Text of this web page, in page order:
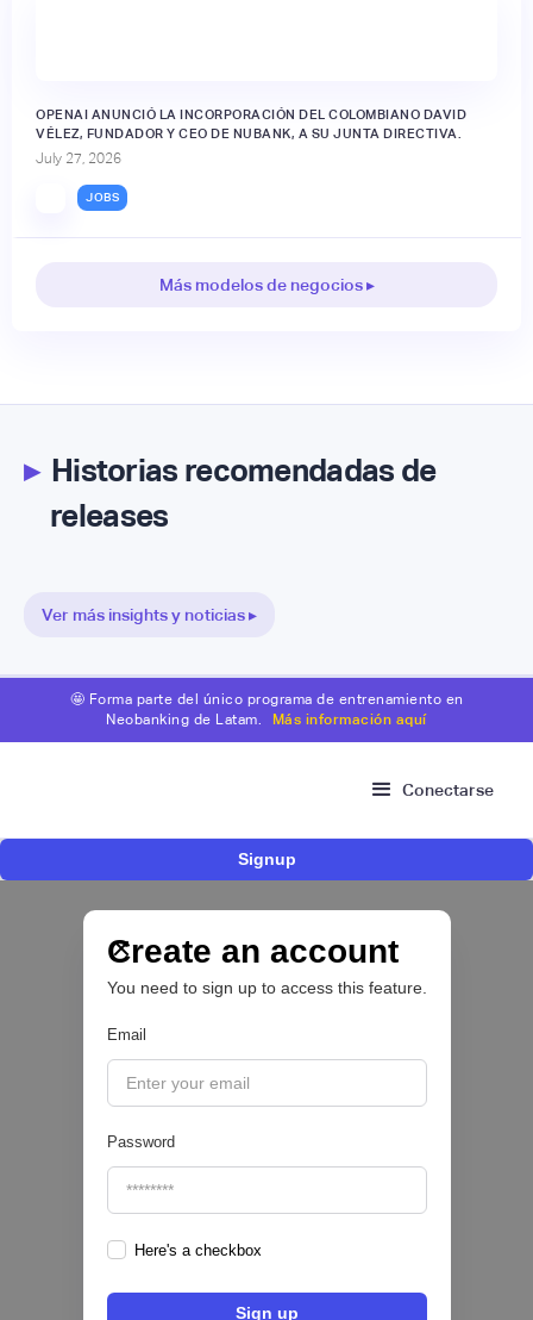
OPENAI ANUNCIÓ LA INCORPORACIÓN DEL COLOMBIANO DAVID
VÉLEZ, FUNDADOR Y CEO DE NUBANK, A SU JUNTA DIRECTIVA.
July 27, 2026
JOBS
Más modelos de negocios ▸
▸Historias recomendadas de
releases
Ver más insights y noticias ▸
🤩 Forma parte del único programa de entrenamiento en
Neobanking de Latam.
Más información aquí
Conectarse
Signup
Create an account
You need to sign up to access this feature.
Email
Password
Here's a checkbox
IA para automatizar la gestión de tesorería de
las PYMEs
BFM 👔
July 28
Fintech salvadoreña TOHKN lanza plataforma